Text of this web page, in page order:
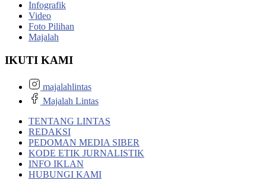
Infografik
Video
Foto Pilihan
Majalah
IKUTI KAMI
majalahlintas
Majalah Lintas
TENTANG LINTAS
REDAKSI
PEDOMAN MEDIA SIBER
KODE ETIK JURNALISTIK
INFO IKLAN
HUBUNGI KAMI